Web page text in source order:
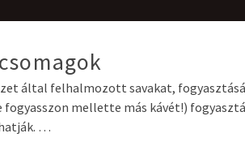
által felhalmozott savakat,
mellette más kávét!)
…